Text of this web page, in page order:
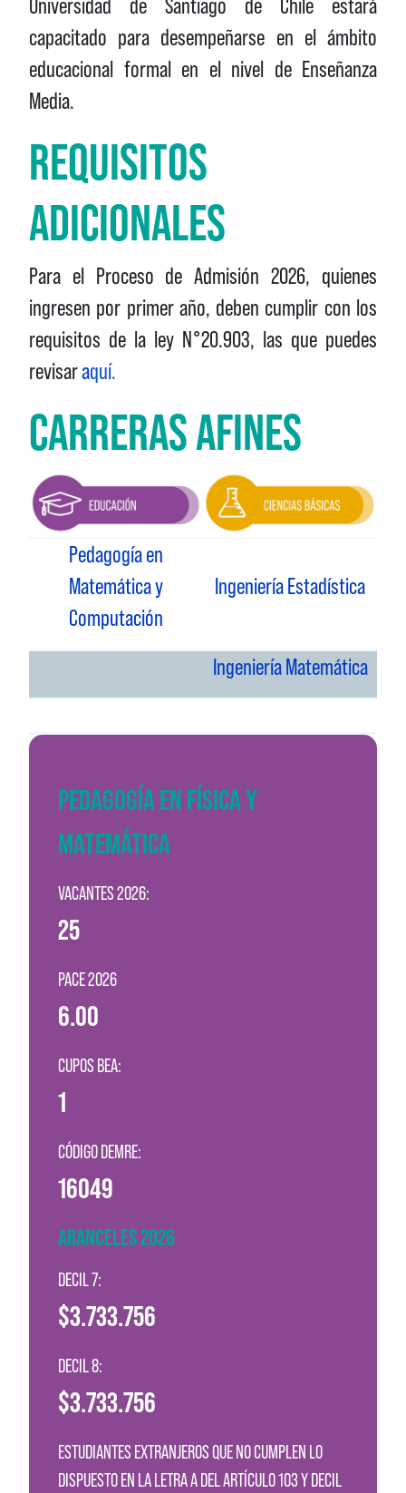
Universidad de Santiago de Chile estará
capacitado para desempeñarse en el ámbito
educacional formal en el nivel de Enseñanza
Media.
REQUISITOS
ADICIONALES
Para el Proceso de Admisión 2026, quienes
ingresen por primer año, deben cumplir con los
requisitos de la ley N°20.903, las que puedes
revisaraquí.
CARRERAS AFINES
Pedagogía en
Matemática y
Computación
Ingeniería Estadística
Ingeniería Matemática
PEDAGOGÍA EN FÍSICA Y
MATEMÁTICA
VACANTES 2026:
25
PACE 2026
6.00
CUPOS BEA:
1
CÓDIGO DEMRE:
16049
ARANCELES 2026
DECIL 7:
$3.733.756
DECIL 8:
$3.733.756
ESTUDIANTES EXTRANJEROS QUE NO CUMPLEN LO
DISPUESTO EN LA LETRA A DEL ARTÍCULO 103 Y DECIL